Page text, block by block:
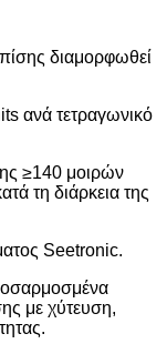
διαμορφωθεί
ανά τετραγωνικό
≥140 μοιρών
τη διάρκεια της
Seetronic.
με χύτευση,